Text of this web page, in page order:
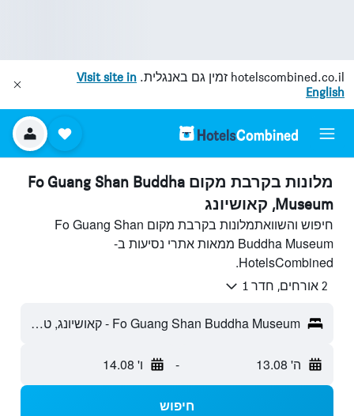
hotelscombined.co.il זמין גם באנגלית. Visit site in
English
מלונות בקרבת מקום Fo Guang Shan Buddha
Museum, קאושיונג
חיפוש והשוואתמלונות בקרבת מקום Fo Guang Shan
Buddha Museum ממאות אתרי נסיעות ב-
HotelsCombined.
2 אורחים, חדר 1
Fo Guang Shan Buddha Museum - קאושיונג, טייוואן
ה' 13.08 - ו' 14.08
חיפוש